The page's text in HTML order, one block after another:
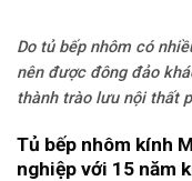
Do tủ bếp nhôm có
nên được đông đảo
thành trào lưu nội thất
Tủ bếp nhôm kính
nghiệp với 15 năm